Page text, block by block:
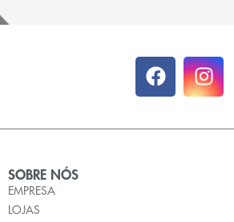
SOBRE NÓS
EMPRESA
LOJAS